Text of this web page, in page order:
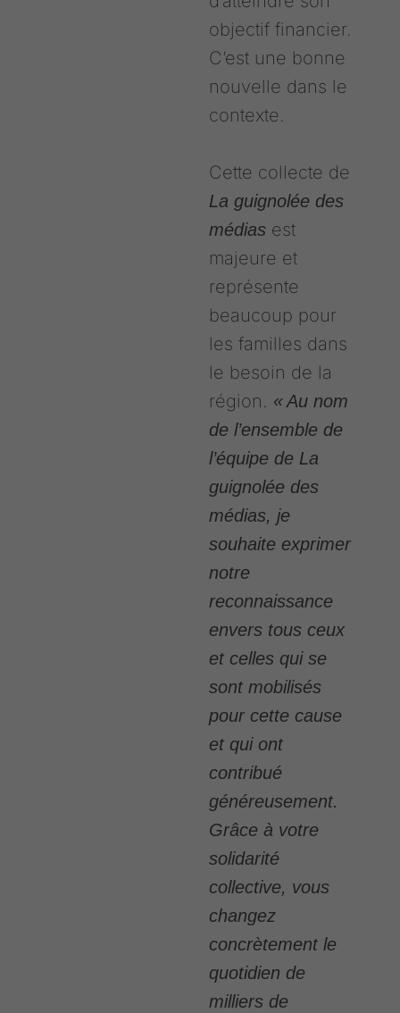
objectif financier.
C’est une bonne
nouvelle dans le
contexte.
Cette collecte de
La guignolée des
médias est
majeure et
représente
beaucoup pour
les familles dans
le besoin de la
région. «Au nom
de l’ensemble de
l’équipe de La
guignolée des
médias, je
souhaite exprimer
notre
reconnaissance
envers tous ceux
et celles qui se
sont mobilisés
pour cette cause
et qui ont
contribué
généreusement.
Grâce à votre
solidarité
collective, vous
changez
concrètement le
quotidien de
milliers de